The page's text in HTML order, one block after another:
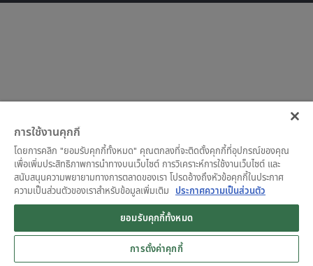
การใช้งานคุกกี้
โดยการคลิก "ยอมรับคุกกี้ทั้งหมด" คุณตกลงที่จะติดตั้งคุกกี้ที่อุปกรณ์ของคุณ
เพื่อเพิ่มประสิทธิภาพการนำทางบนเว็บไซต์ การวิเคราะห์การใช้งานเว็บไซต์ และ
สนับสนุนความพยายามทางการตลาดของเรา โปรดอ้างถึงหัวข้อคุกกี้ในประกาศ
ความเป็นส่วนตัวของเราสำหรับข้อมูลเพิ่มเติม
ประกาศความเป็นส่วนตัว
ยอมรับคุกกี้ทั้งหมด
การตั้งค่าคุกกี้